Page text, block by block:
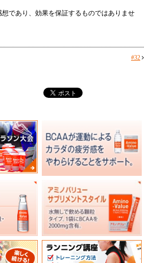
であり、効果を保証するものではありませ
#32